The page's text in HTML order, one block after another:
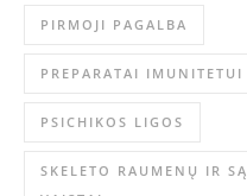
PIRMOJI PAGALBA
PREPARATAI
PSICHIKOS LIGOS
SKELETO RAUMENŲ IR